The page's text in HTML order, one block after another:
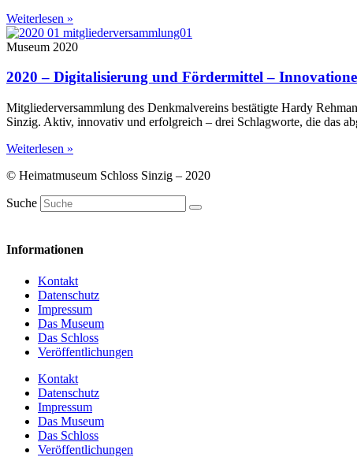
Weiterlesen »
Museum 2020
2020 – Digitalisierung und Fördermittel –
Mitgliederversammlung des Denkmalvereins bestätigte Hardy
Sinzig. Aktiv, innovativ und erfolgreich – drei Schlagworte, die das
Weiterlesen »
© Heimatmuseum Schloss Sinzig – 2020
Suche
Informationen
Kontakt
Datenschutz
Impressum
Das Museum
Das Schloss
Veröffentlichungen
Kontakt
Datenschutz
Impressum
Das Museum
Das Schloss
Veröffentlichungen